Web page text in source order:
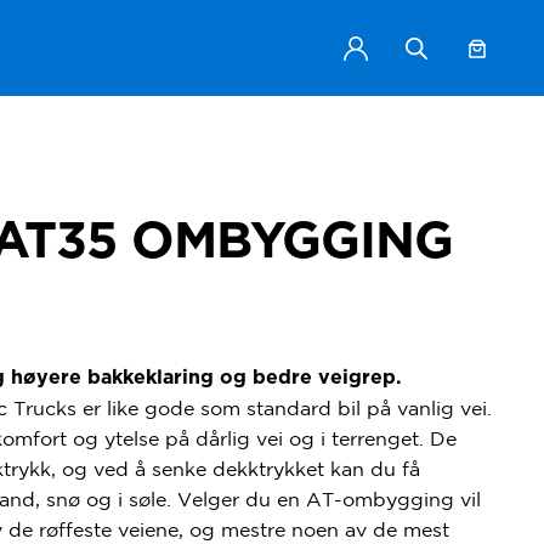
OMBYGGING
bakkeklaring og bedre veigrep.
er like gode som standard bil på vanlig vei.
og ytelse på dårlig vei og i terrenget. De
og ved å senke dekktrykket kan du få
snø og i søle. Velger du en AT-ombygging vil
røffeste veiene, og mestre noen av de mest